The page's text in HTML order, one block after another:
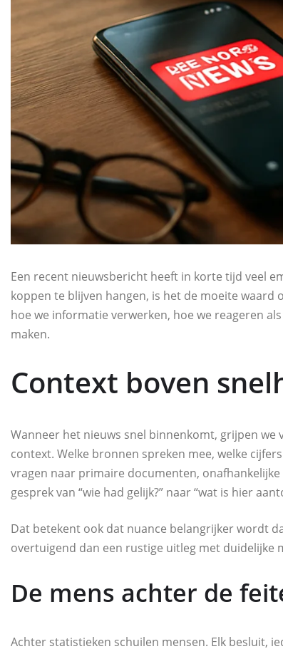
Een recent nieuwsbericht heeft in korte tijd veel
koppen te blijven hangen, is het de moeite
hoe we informatie verwerken, hoe we reageren
maken.
Context boven
Wanneer het nieuws snel binnenkomt, grijpen we
context. Welke bronnen spreken mee, welke
vragen naar primaire documenten,
gesprek van “wie had gelijk?” naar “wat is hier
Dat betekent ook dat nuance belangrijker wordt
overtuigend dan een rustige uitleg met duidelijke
De mens achter de
Achter statistieken schuilen mensen. Elk besluit,